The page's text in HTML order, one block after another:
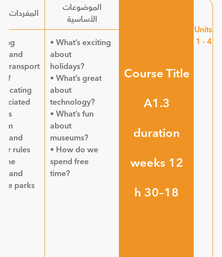
Units
1 - 4
Course Title
A1.3
duration
12 weeks
18–30 h
الموضوعات
الأساسية
المفردات
• What’s exciting
about
holidays?
• What’s great
about
technology?
• What’s fun
about
museums?
• How do we
spend free
time?
and
transport
of
and
rules
and
parks